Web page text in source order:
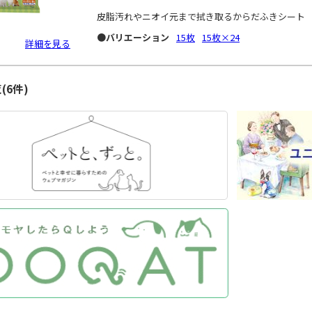
詳細を見る
皮脂汚れやニオイ元まで拭き取るからだふきシート
●バリエーション 15枚 15枚×24
件)